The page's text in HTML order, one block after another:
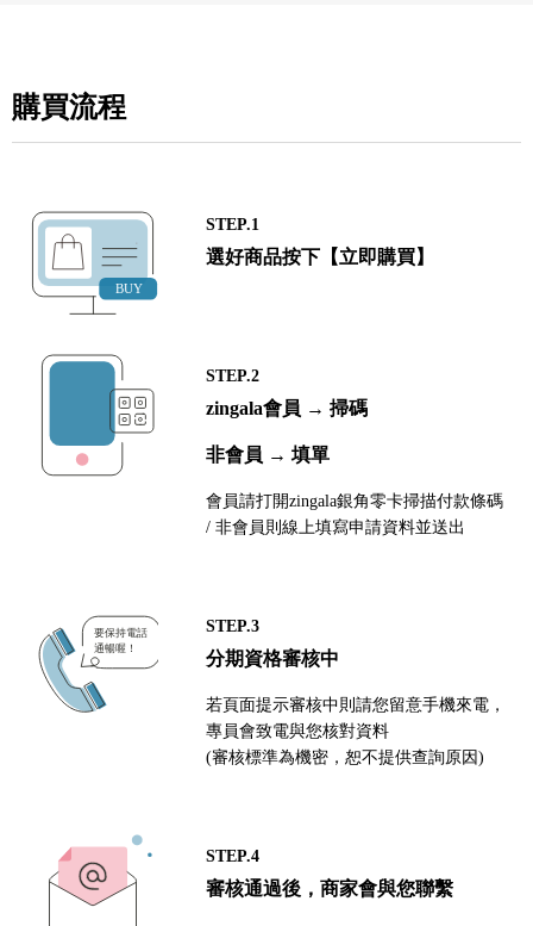
購買流程
STEP.1
選好商品按下【立即購買】
STEP.2
zingala會員 → 掃碼
非會員 → 填單
會員請打開zingala銀角零卡掃描付款條碼
/ 非會員則線上填寫申請資料並送出
STEP.3
分期資格審核中
若頁面提示審核中則請您留意手機來電，
專員會致電與您核對資料
(審核標準為機密，恕不提供查詢原因)
STEP.4
審核通過後，商家會與您聯繫